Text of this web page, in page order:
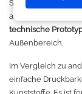
Direct-to-Film
Oracal 631
Oracal 651
Oracal 751
Graphtec
Ioline
ANA-GRAPH
Sweatshirt
Hemden
T-Shirts
Makerspace -
Leasing
Gut loslegen mit
Schichthaftung
auszeichnet. Damit
technische
Außenbereich.
Im Vergleich zu
einfache